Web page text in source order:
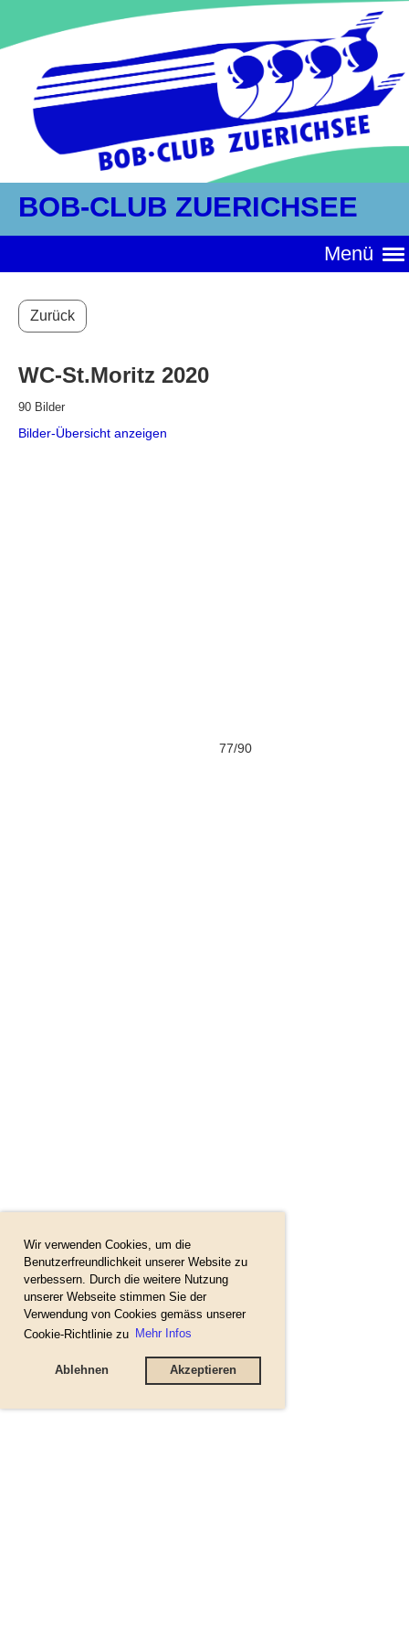
Wir verwenden Cookies, um die
Benutzerfreundlichkeit unserer Website zu
verbessern. Durch die weitere Nutzung
unserer Webseite stimmen Sie der
Verwendung von Cookies gemäss unserer
Cookie-Richtlinie zu Mehr Infos
Ablehnen Akzeptieren
BOB-CLUB ZUERICHSEE
Menü
Zurück
WC-St.Moritz 2020
90 Bilder
Bilder-Übersicht anzeigen
77/90